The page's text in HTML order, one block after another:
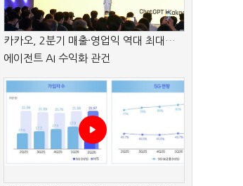
카카오, 2분기 매출·영업익 역대 최대…
에이전트 AI 수익화 관건